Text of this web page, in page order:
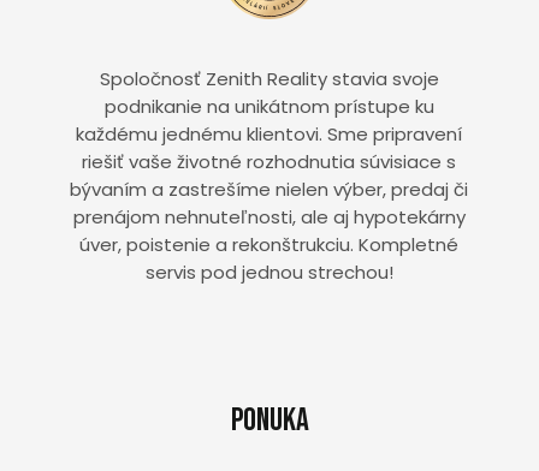
Spoločnosť Zenith Reality stavia svoje
podnikanie na unikátnom prístupe ku
každému jednému klientovi. Sme pripravení
riešiť vaše životné rozhodnutia súvisiace s
bývaním a zastrešíme nielen výber, predaj či
prenájom nehnuteľnosti, ale aj hypotekárny
úver, poistenie a rekonštrukciu. Kompletné
servis pod jednou strechou!
Ponuka